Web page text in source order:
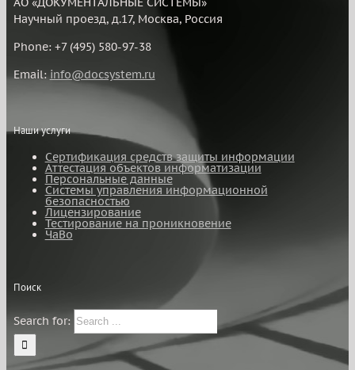
Научный проезд, д.17, Москва, Россия
Phone: +7 (495) 580-97-38
Email: info@docsystem.ru
Наши услуги
Сертификация средств защиты информации
Аттестация объектов информатизации
Персональные данные
Системы управления информационной
безопасностью
Лицензирование
Тестирование на проникновение
ЧаВо
Поиск
Search for: